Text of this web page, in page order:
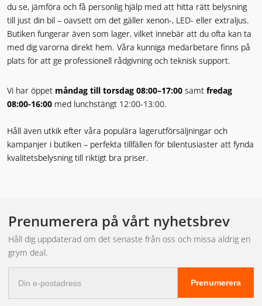
du se, jämföra och få personlig hjälp med att hitta rätt belysning
till just din bil – oavsett om det gäller xenon-, LED- eller extraljus.
Butiken fungerar även som lager, vilket innebär att du ofta kan ta
med dig varorna direkt hem. Våra kunniga medarbetare finns på
plats för att ge professionell rådgivning och teknisk support.
Vi har öppet måndag till torsdag 08:00–17:00 samt fredag
08:00-16:00 med lunchstängt 12:00-13:00.
Håll även utkik efter våra populära lagerutförsäljningar och
kampanjer i butiken – perfekta tillfällen för bilentusiaster att fynda
kvalitetsbelysning till riktigt bra priser.
Prenumerera på vårt nyhetsbrev
Håll dig uppdaterad om det senaste från oss och missa aldrig en
grym deal.
postadress
Prenumerera